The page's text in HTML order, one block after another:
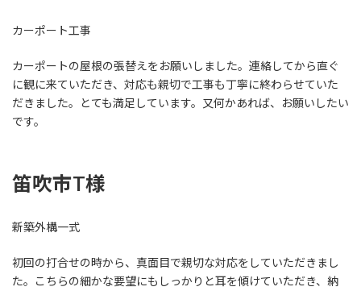
カーポート工事
カーポートの屋根の張替えをお願いしました。連絡してから直ぐ
に観に来ていただき、対応も親切で工事も丁寧に終わらせていた
だきました。とても満足しています。又何かあれば、お願いしたい
です。
笛吹市T様
新築外構一式
初回の打合せの時から、真面目で親切な対応をしていただきまし
た。こちらの細かな要望にもしっかりと耳を傾けていただき、納